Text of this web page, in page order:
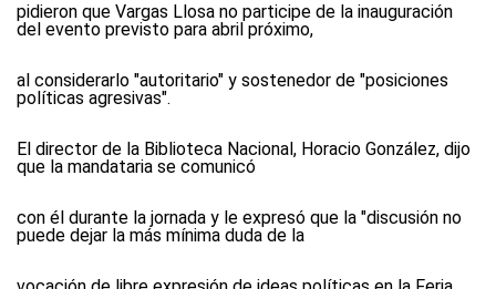
pidieron que Vargas Llosa no participe de la inauguración
del evento previsto para abril próximo,
al considerarlo "autoritario" y sostenedor de "posiciones
políticas agresivas".
El director de la Biblioteca Nacional, Horacio González, dijo
que la mandataria se comunicó
con él durante la jornada y le expresó que la "discusión no
puede dejar la más mínima duda de la